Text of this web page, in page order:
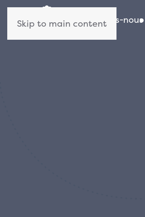
Skip to main contentQui sommes-nous